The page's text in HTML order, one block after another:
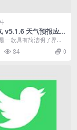
v5.1.6 天气预报应
黄历、万年历，解锁
一款具有简洁明了界面
应用，它占用内存小，
同时提供精...
84 0